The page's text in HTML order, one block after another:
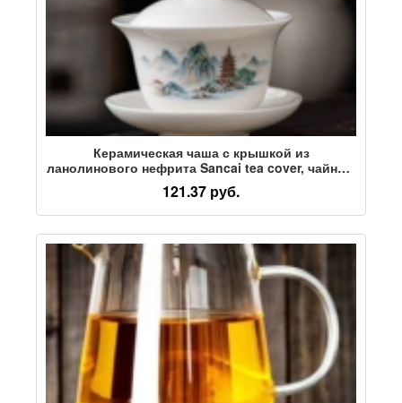
Керамическая чаша с крышкой из
ланолинового нефрита Sancai tea cover, чайный
сервиз Кунг-фу, чайная чаша, чаша для чая,
негорячая чайная чашка оптом
121.37 руб.